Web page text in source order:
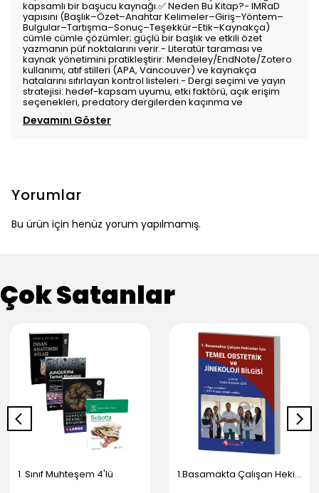
kapsamlı bir başucu kaynağı.✅ Neden Bu Kitap?- IMRaD
yapısını (Başlık–Özet–Anahtar Kelimeler–Giriş–Yöntem–
Bulgular–Tartışma–Sonuç–Teşekkür–Etik–Kaynakça)
cümle cümle çözümler; güçlü bir başlık ve etkili özet
yazmanın püf noktalarını verir.- Literatür taraması ve
kaynak yönetimini pratikleştirir: Mendeley/EndNote/Zotero
kullanımı, atıf stilleri (APA, Vancouver) ve kaynakça
hatalarını sıfırlayan kontrol listeleri.- Dergi seçimi ve yayın
stratejisi: hedef-kapsam uyumu, etki faktörü, açık erişim
seçenekleri, predatory dergilerden kaçınma ve
Devamını Göster
Yorumlar
Bu ürün için henüz yorum yapılmamış.
Çok Satanlar
1. Sınıf Muhteşem 4'lü 1.Basamakta Çalışan Hekimler İçin Temel Obstetrik Ve Jinekoloji Bilgisi